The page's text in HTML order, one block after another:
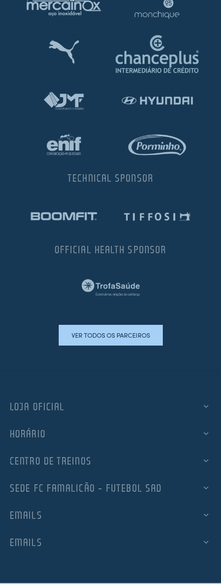
TECHNICAL SPONSOR
OFFICIAL HEALTH SPONSOR
VER TODOS OS PARCEIROS
LOJA OFICIAL
HORÁRIO
CENTRO DE TREINOS
SEDE FC FAMALICÃO – FUTEBOL SAD
EMAILS
EMAILS